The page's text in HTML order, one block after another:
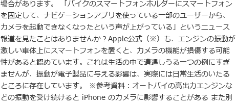
場合があります。 「バイクのスマートフォンホルダーにスマートフォン
を固定して、ナビゲーションアプリを使っている一部のユーザーから、
カメラを起動できなくなったという声が上がっている」というニュース
報道を見たことはありませんか？Apple公式（※）も、エンジンの振動が
激しい車体上にスマートフォンを置くと、カメラの機能が損傷する可能
性があると認めています。これは生活の中で遭遇しうる一つの例にすぎ
ませんが、振動が電子製品に与える影響は、実際には日常生活のいたる
ところに存在しています。 ※参考資料：オートバイの高出力エンジンな
どの振動を受け続けると iPhone のカメラに影響することがある また別